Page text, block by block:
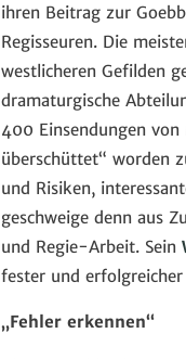
ihren Beitrag zur
Regisseuren. Die
westlicheren Gefilden
dramaturgische
400 Einsendungen
überschüttet“ worden
und Risiken,
geschweige denn aus
und Regie-Arbeit. Sein
fester und
„Fehler erkennen“